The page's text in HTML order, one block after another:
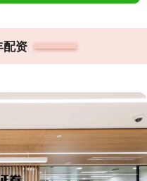
配资